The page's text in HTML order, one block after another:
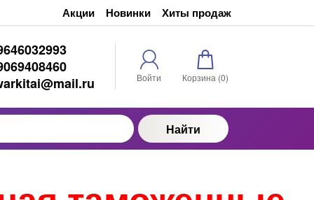
Акции Новинки Хиты продаж
Войти Корзина (0)
Найти